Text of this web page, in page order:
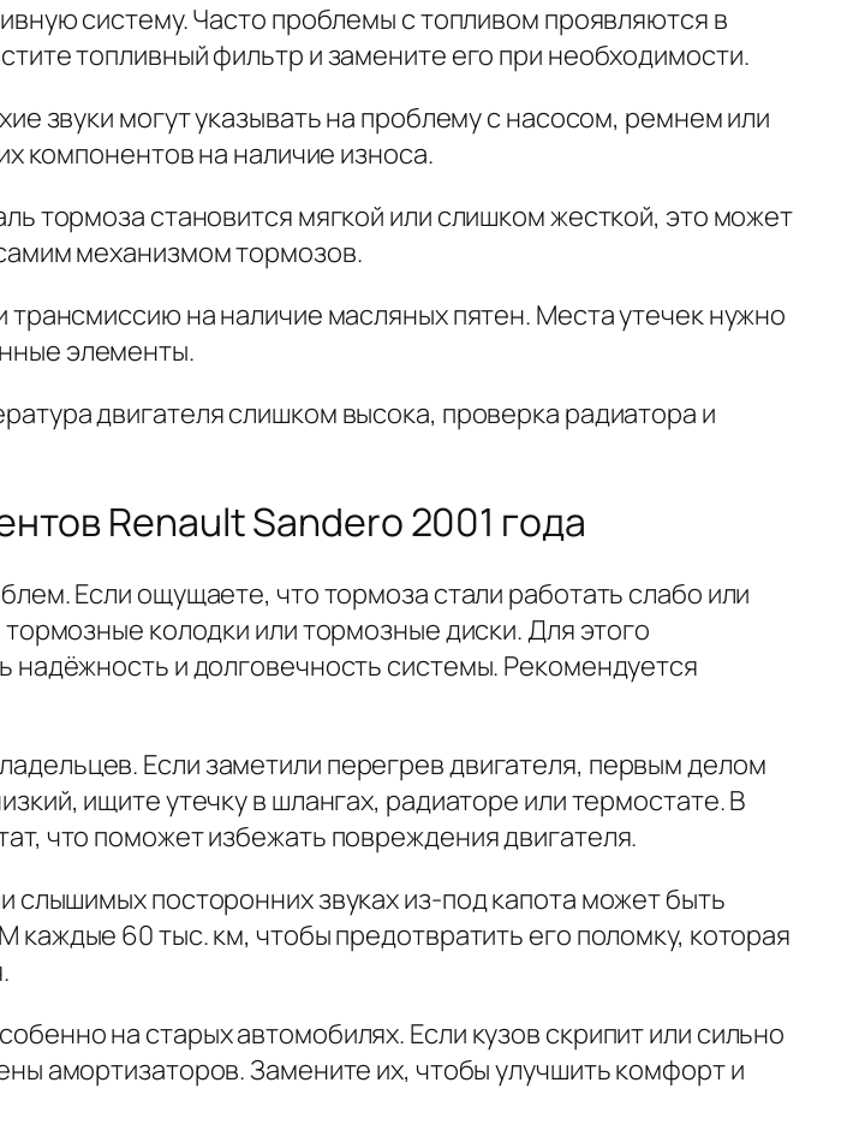
систему. Часто проблемы с топливом проявляются в
топливный фильтр и замените его при необходимости.
звуки могут указывать на проблему с насосом, ремнем или
компонентов на наличие износа.
тормоза становится мягкой или слишком жесткой, это может
механизмом тормозов.
на наличие масляных пятен. Места утечек нужно
элементы.
двигателя слишком высока, проверка радиатора и
Renault Sandero 2001 года
Если ощущаете, что тормоза стали работать слабо или
колодки или тормозные диски. Для этого
надёжность и долговечность системы. Рекомендуется
Если заметили перегрев двигателя, первым делом
ищите утечку в шлангах, радиаторе или термостате. В
что поможет избежать повреждения двигателя.
слышимых посторонних звуках из-под капота может быть
60 тыс. км, чтобы предотвратить его поломку, которая
на старых автомобилях. Если кузов скрипит или сильно
амортизаторов. Замените их, чтобы улучшить комфорт и